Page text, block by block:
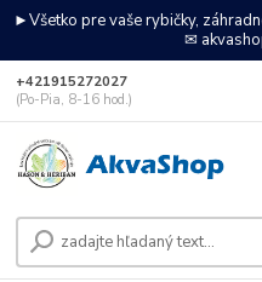
►Všetko pre vaše rybičky,
✉
+421915272027
(Po-Pia, 8-16 hod.)